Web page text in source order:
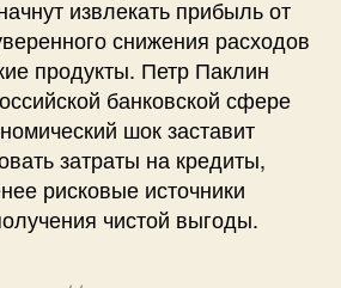
извлекать прибыль от
снижения расходов
продукты. Петр Паклин
банковской сфере
шок заставит
затраты на кредиты,
рисковые источники
чистой выгоды.